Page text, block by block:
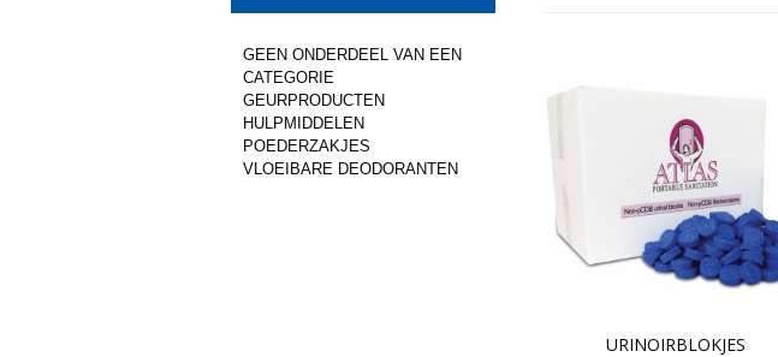
URINOIRBLOKJES
GEEN ONDERDEEL VAN EEN
CATEGORIE
GEURPRODUCTEN
HULPMIDDELEN
POEDERZAKJES
VLOEIBARE DEODORANTEN